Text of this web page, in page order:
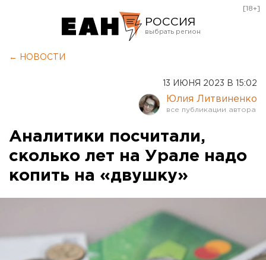
РОССИЯ
Курган
Оренбург
[18+]
← НОВОСТИ
13 ИЮНЯ 2023 В 15:02
Юлия Литвиненко
Аналитики посчитали,
сколько лет на Урале надо
копить на «двушку»